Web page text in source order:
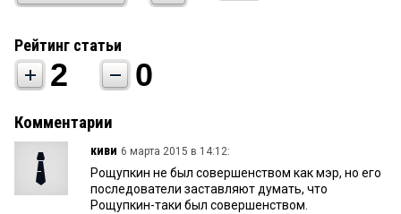
Рейтинг статьи
2 0
Комментарии
киви 6 марта 2015 в 14:12:
Рощупкин не был совершенством как мэр, но его
последователи заставляют думать, что
Рощупкин-таки был совершенством.